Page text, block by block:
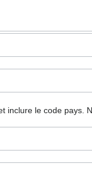
inclure le code pays.